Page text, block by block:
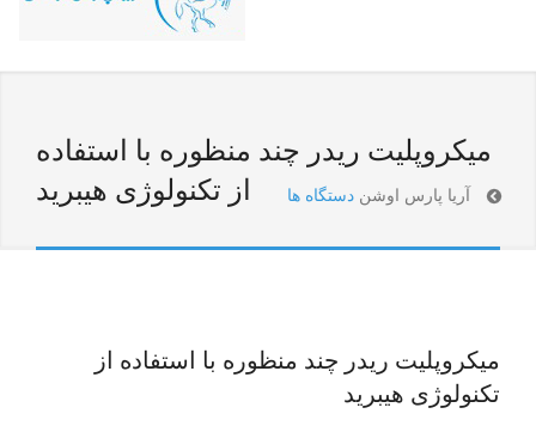
میکروپلیت ریدر چند منظوره با استفاده
از تکنولوژی هیبرید
دستگاه ها آریا پارس اوشن
میکروپلیت ریدر چند منظوره با استفاده از
تکنولوژی هیبرید